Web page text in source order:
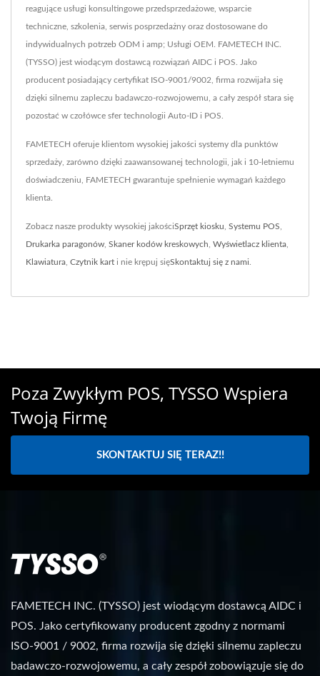
reagujące usługi konsultingowe przedsprzedażowe, wsparcie
techniczne, szkolenia, serwis posprzedażny oraz dostosowane do
indywidualnych potrzeb ODM i amp; Usługi OEM. FAMETECH INC.
(TYSSO) jest wiodącym dostawcą rozwiązań AIDC i POS. Jako
producent posiadający certyfikat ISO-9001/9002, firma rozwijała się
dzięki silnemu zapleczu badawczo-rozwojowemu, a cały zespół stara się
pozostać w czołówce sfer technologii Auto-ID i POS.
FAMETECH oferuje klientom wysokiej jakości systemy dla punktów
sprzedaży, zarówno dzięki zaawansowanej technologii, jak i 10-letniemu
doświadczeniu, FAMETECH gwarantuje spełnienie wymagań każdego
klienta.
Zobacz nasze produkty wysokiej jakościSprzęt kiosku Systemu POS
Drukarka paragonów Skaner kodów kreskowych Wyświetlacz klienta
Klawiatura Czytnik kart i nie krępuj sięSkontaktuj się z nami
Poza Zwykłym POS, TYSSO Wspiera
Twoją Firmę
SKONTAKTUJ SIĘ TERAZ!!
FAMETECH INC. (TYSSO) jest wiodącym dostawcą AIDC i
POS. Jako certyfikowany producent zgodny z normami
ISO-9001 / 9002, firma rozwija się dzięki silnemu zapleczu
badawczo-rozwojowemu, a cały zespół zobowiązuje się do